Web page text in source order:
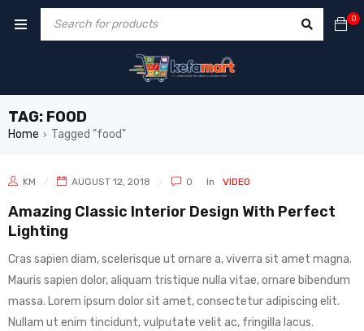
0
TAG: FOOD
Home › Tagged "food"
KM AUGUST 12, 2018 0 In VIDEO
Amazing Classic Interior Design With Perfect
Lighting
Cras sapien diam, scelerisque ut ornare a, viverra sit amet magna.
Mauris sapien dolor, aliquam tristique nulla vitae, ornare bibendum
massa. Lorem ipsum dolor sit amet, consectetur adipiscing elit.
Nullam ut enim tincidunt, vulputate velit ac, fringilla lacus.